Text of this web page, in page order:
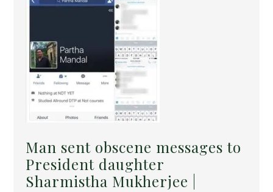
Man sent obscene messages to
President daughter
Sharmistha Mukherjee |